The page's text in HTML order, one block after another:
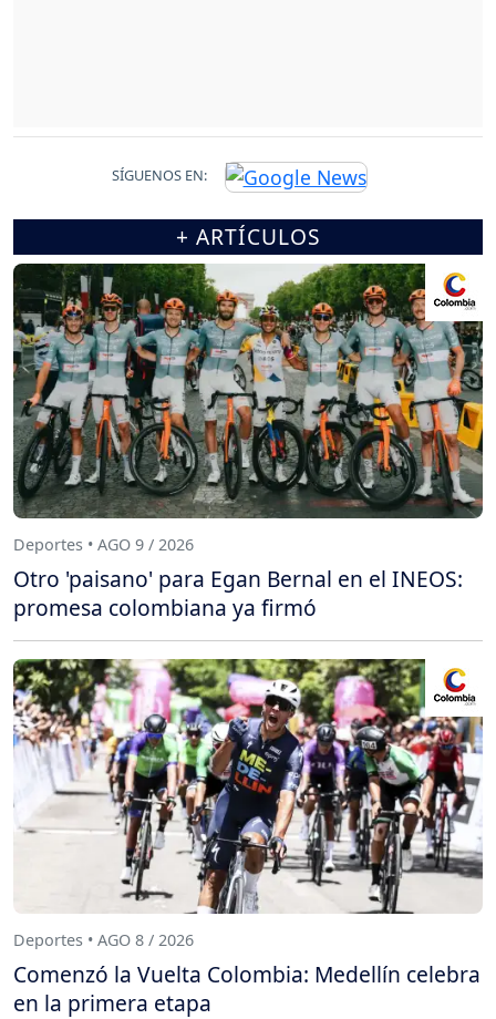
SÍGUENOS EN:
+ ARTÍCULOS
Deportes • AGO 9 / 2026
Otro 'paisano' para Egan Bernal en el INEOS:
promesa colombiana ya firmó
Deportes • AGO 8 / 2026
Comenzó la Vuelta Colombia: Medellín celebra
en la primera etapa